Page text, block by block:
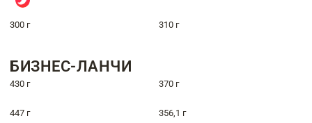
300 г 310 г
БИЗНЕС-ЛАНЧИ
430 г 370 г
447 г 356,1 г